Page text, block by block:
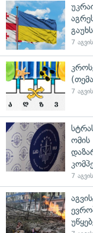
7
7
ომის
7